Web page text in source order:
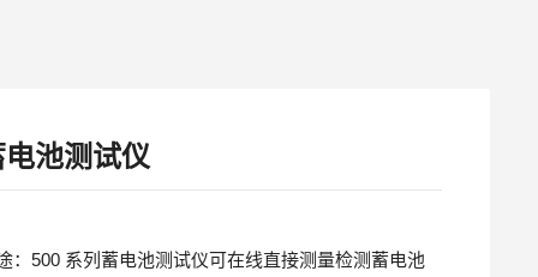
池测试仪
：500 系列蓄电池测试仪可在线直接测量检测蓄电池